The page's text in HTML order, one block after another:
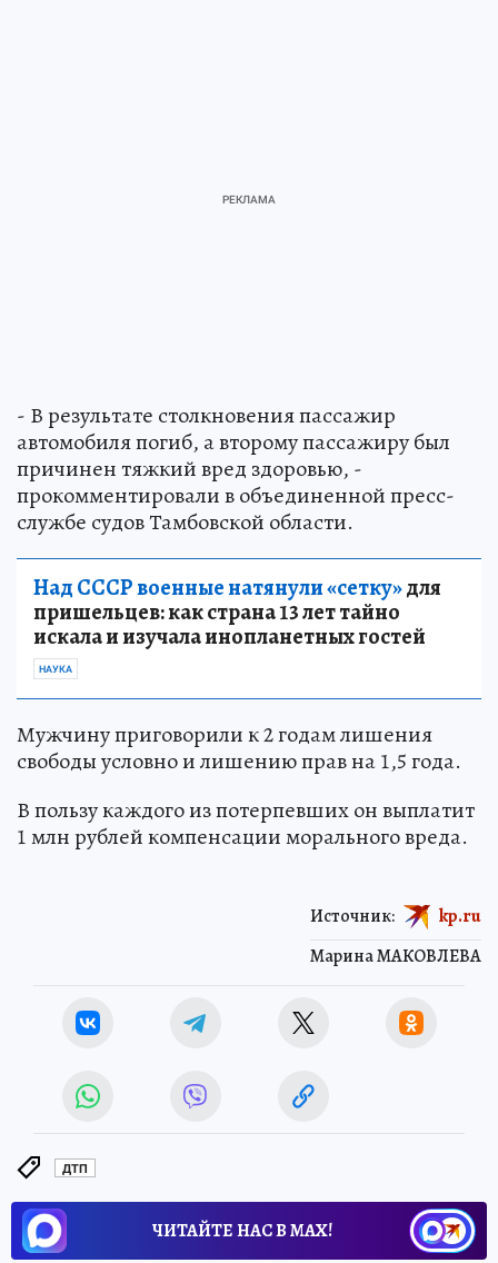
- В результате столкновения пассажир
автомобиля погиб, а второму пассажиру был
причинен тяжкий вред здоровью, -
прокомментировали в объединенной пресс-
службе судов Тамбовской области.
Над СССР военные натянули «сетку»для
пришельцев: как страна 13 лет тайно
искала и изучала инопланетных гостей
НАУКА
Мужчину приговорили к 2 годам лишения
свободы условно и лишению прав на 1,5 года.
В пользу каждого из потерпевших он выплатит
1 млн рублей компенсации морального вреда.
Марина МАКОВЛЕВА
Источник: kp.ru
ДТП
ЧИТАЙТЕ НАС В МАХ!